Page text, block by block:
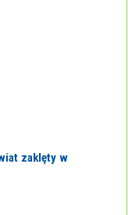
zaklęty w